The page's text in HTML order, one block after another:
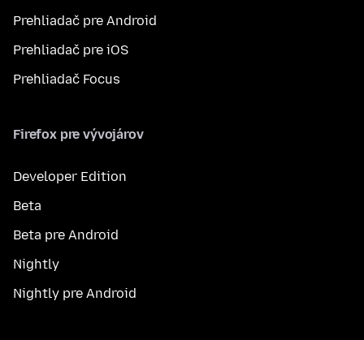
Prehliadač pre Android
Prehliadač pre iOS
Prehliadač Focus
Firefox pre vývojárov
Developer Edition
Beta
Beta pre Android
Nightly
Nightly pre Android